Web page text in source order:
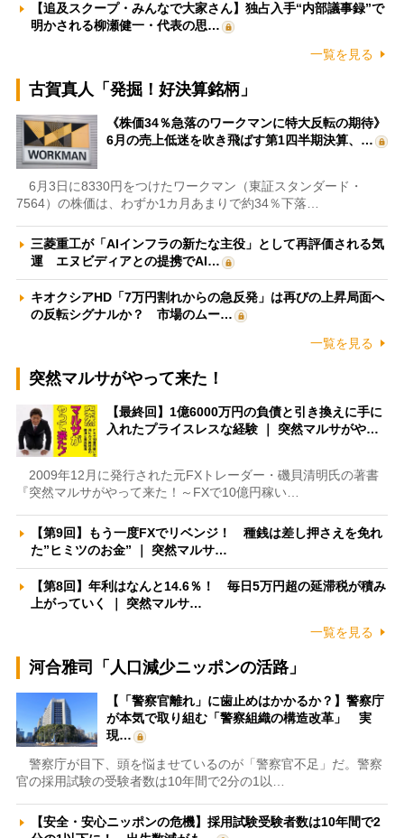
【追及スクープ・みんなで大家さん】独占入手“内部議事録”で
明かされる柳瀬健一・代表の思…
一覧を見る
古賀真人「発掘！好決算銘柄」
《株価34％急落のワークマンに特大反転の期待》
6月の売上低迷を吹き飛ばす第1四半期決算、…
6月3日に8330円をつけたワークマン（東証スタンダード・
7564）の株価は、わずか1カ月あまりで約34％下落…
三菱重工が「AIインフラの新たな主役」として再評価される気
運 エヌビディアとの提携でAI…
キオクシアHD「7万円割れからの急反発」は再びの上昇局面へ
の反転シグナルか？ 市場のムー…
一覧を見る
突然マルサがやって来た！
【最終回】1億6000万円の負債と引き換えに手に
入れたプライスレスな経験 ｜ 突然マルサがや…
2009年12月に発行された元FXトレーダー・磯貝清明氏の著書
『突然マルサがやって来た！～FXで10億円稼い…
【第9回】もう一度FXでリベンジ！ 種銭は差し押さえを免れ
た”ヒミツのお金” ｜ 突然マルサ…
【第8回】年利はなんと14.6％！ 毎日5万円超の延滞税が積み
上がっていく ｜ 突然マルサ…
一覧を見る
河合雅司「人口減少ニッポンの活路」
【「警察官離れ」に歯止めはかかるか？】警察庁
が本気で取り組む「警察組織の構造改革」 実
現…
警察庁が目下、頭を悩ませているのが「警察官不足」だ。警察
官の採用試験の受験者数は10年間で2分の1以…
【安全・安心ニッポンの危機】採用試験受験者数は10年間で2